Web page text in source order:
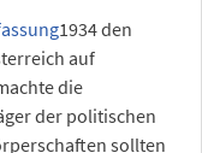
1934 den
auf
die
der politischen
sollten